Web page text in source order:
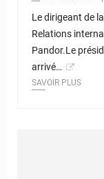
Le dirigeant de
Relations
Pandor.Le
arrivé…
SAVOIR PLUS